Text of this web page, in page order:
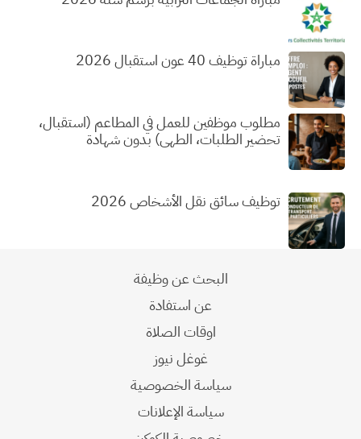
مباراة توظيف 40 عون استقبال 2026
مطلوب موظفين للعمل في المطاعم (استقبال،
تحضير الطلبات، الطهي) بدون شهادة
توظيف سائق نقل الأشخاص 2026
البحث عن وظيفة
عن استفادة
اوقات الصلاة
غوغل نيوز
سياسة الخصوصية
سياسة الإعلانات